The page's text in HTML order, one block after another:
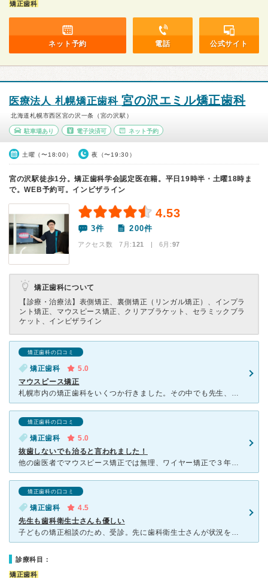
矯正歯科
ネット予約 電話 公式サイト
医療法人 札幌矯正歯科宮の沢エミル矯正歯科
北海道札幌市西区宮の沢一条（宮の沢駅）
駐車場あり 電子決済可 ネット予約
土曜（〜18:00） 夜（〜19:30）
宮の沢駅徒歩1分。矯正歯科学会認定医在籍。平日19時半・土曜18時ま
で。WEB予約可。インビザライン
4.53
3件 200件
アクセス数 7月:121 | 6月:97
矯正歯科について
【診療・治療法】 表側矯正、裏側矯正（リンガル矯正）、インプラ
ント矯正、マウスピース矯正、クリアブラケット、セラミックブラ
ケット、インビザライン
矯正歯科の口コミ
矯正歯科
5.0
マウスピース矯正
札幌市内の矯正歯科をいくつか行きました。その中でも先生、受付の対応が1番良かったです。 目立たない矯正で考えていたので、マウスピース矯正か白いワイヤー矯正で迷っていました。その際も丁寧にメリット、デ
矯正歯科の口コミ
矯正歯科
5.0
抜歯しないでも治ると言われました！
他の歯医者でマウスピース矯正では無理、ワイヤー矯正で３年かけて歯を抜かないと治らないと言われました。 こちらで院長先生に相談したところ、抜歯しないでマウスピース矯正で治療できると言われました。認
矯正歯科の口コミ
矯正歯科
4.5
先生も歯科衛生士さんも優しい
子どもの矯正相談のため、受診。先に歯科衛生士さんが状況をヒアリングし、その後先生とお話します。 行きつけの歯医者で、顎が小さいので早く矯正を始めた方がいいと言われ、相談にきたことを伝えました。子ども
診療科目：
矯正歯科